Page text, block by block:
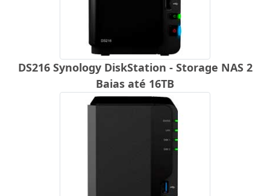
DS216 Synology DiskStation - Storage NAS 2
Baias até 16TB